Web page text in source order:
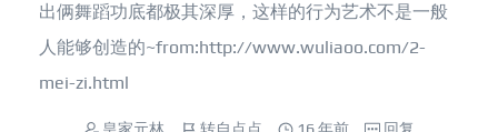
出俩舞蹈功底都极其深厚，这样的行为艺术不是一般
人能够创造的~from:http://www.wuliaoo.com/2-
mei-zi.html